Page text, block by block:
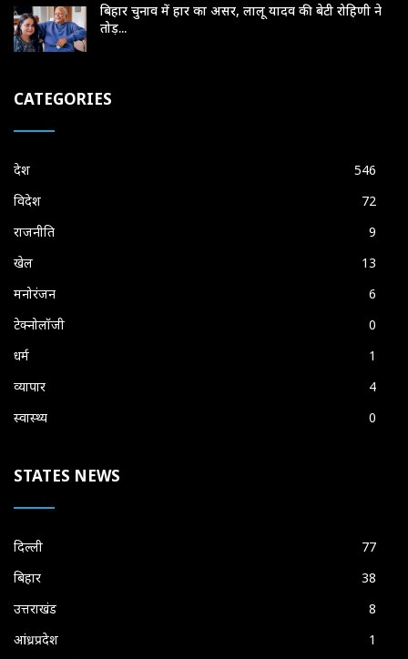
बिहार चुनाव में हार का असर, लालू यादव की बेटी रोहिणी ने
तोड़...
CATEGORIES
देश
546
विदेश
72
राजनीति
9
खेल
13
मनोरंजन
6
टेक्नोलॉजी
0
धर्म
1
व्यापार
4
स्वास्थ्य
0
STATES NEWS
दिल्ली
77
बिहार
38
उत्तराखंड
8
आंध्रप्रदेश
1